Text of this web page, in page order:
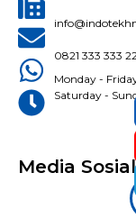
0821 333 333
Monday -
Saturday -
Media Sosial